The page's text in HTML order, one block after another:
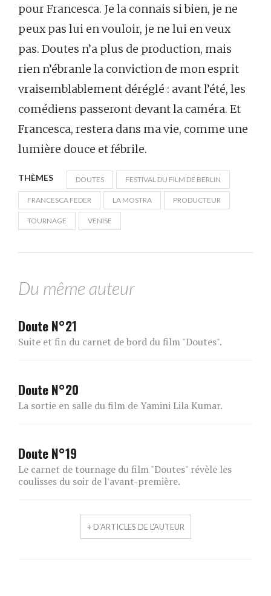
pour Francesca. Je la connais si bien, je ne
peux pas lui en vouloir, je ne lui en veux
pas. Doutes n’a plus de production, mais
rien n’ébranle la conviction de mon esprit
vraisemblablement déréglé : avant l’été, les
comédiens passeront devant la caméra. Et
Francesca, restera dans ma vie, comme une
lumière douce et fébrile.
THÈMES DOUTES FESTIVAL DU FILM DE BERLIN
FRANCESCA FEDER LA MOSTRA PRODUCTEUR
TOURNAGE VENISE
Du même auteur
Doute N°21
Suite et fin du carnet de bord du film "Doutes".
Doute N°20
La sortie en salle du film de Yamini Lila Kumar.
Doute N°19
Le carnet de tournage du film "Doutes" révèle les
coulisses du soir de l'avant-première.
+ D'ARTICLES DE L'AUTEUR